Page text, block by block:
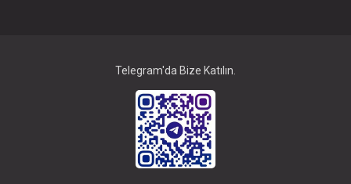
Telegram'da Bize Katılın.